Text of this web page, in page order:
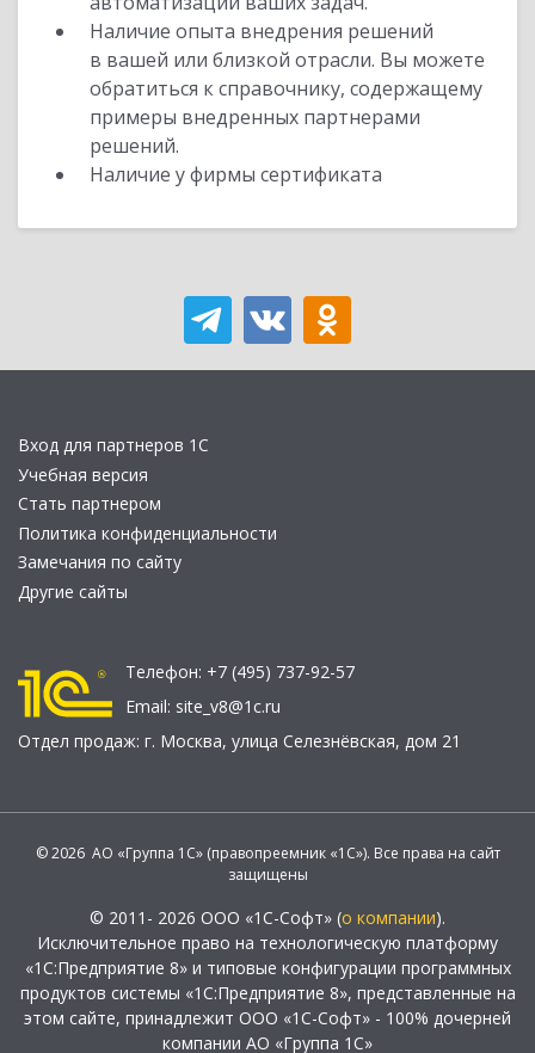
Наличие опыта внедрения решений
в вашей или близкой отрасли. Вы можете
обратиться к справочнику, содержащему
примеры внедренных партнерами
решений.
Наличие у фирмы сертификата
Вход для партнеров 1С
Учебная версия
Стать партнером
Политика конфиденциальности
Замечания по сайту
Другие сайты
Телефон: +7 (495) 737-92-57
Email: site_v8@1c.ru
Отдел продаж: г. Москва, улица Селезнёвская, дом 21
© 2026 АО «Группа 1С» (правопреемник «1С»). Все права на сайт
защищены
© 2011- 2026 ООО «1С-Софт» (о компании).
Исключительное право на технологическую платформу
«1С:Предприятие 8» и типовые конфигурации программных
продуктов системы «1С:Предприятие 8», представленные на
этом сайте, принадлежит ООО «1С-Софт» - 100% дочерней
компании АО «Группа 1С»